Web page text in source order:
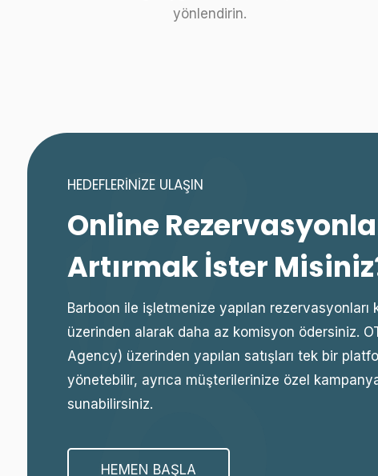
yönlendirin.
HEDEFLERINIZE ULAŞIN
Online
Artırmak İster
Barboon ile işletmenize yapılan rezervasyonları
üzerinden alarak daha az komisyon ödersiniz.
Agency) üzerinden yapılan satışları tek bir
yönetebilir, ayrıca müşterilerinize özel
sunabilirsiniz.
HEMEN BAŞLA